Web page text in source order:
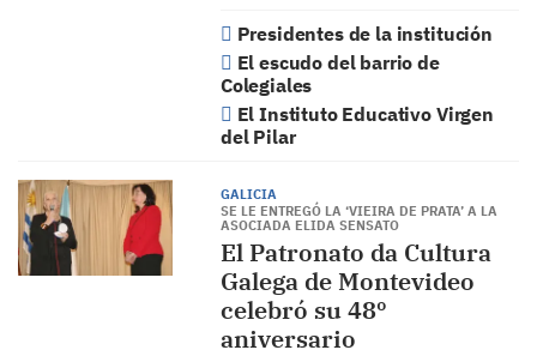
Presidentes de la institución
El escudo del barrio de
Colegiales
El Instituto Educativo Virgen
del Pilar
GALICIA
SE LE ENTREGÓ LA ‘VIEIRA DE PRATA’ A LA
ASOCIADA ELIDA SENSATO
El Patronato da Cultura
Galega de Montevideo
celebró su 48º
aniversario